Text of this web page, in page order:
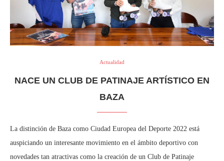
Actualidad
NACE UN CLUB DE PATINAJE ARTÍSTICO EN
BAZA
La distinción de Baza como Ciudad Europea del Deporte 2022 está
auspiciando un interesante movimiento en el ámbito deportivo con
novedades tan atractivas como la creación de un Club de Patinaje